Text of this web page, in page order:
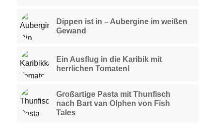
Dippen ist in – Aubergine im weißen
Gewand
Ein Ausflug in die Karibik mit
herrlichen Tomaten!
Großartige Pasta mit Thunfisch
nach Bart van Olphen von Fish
Tales